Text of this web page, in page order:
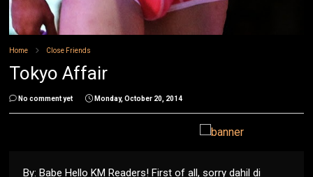
Home Close Friends
Tokyo Affair
No comment yet Monday, October 20, 2014
By: Babe Hello KM Readers! First of all, sorry dahil di